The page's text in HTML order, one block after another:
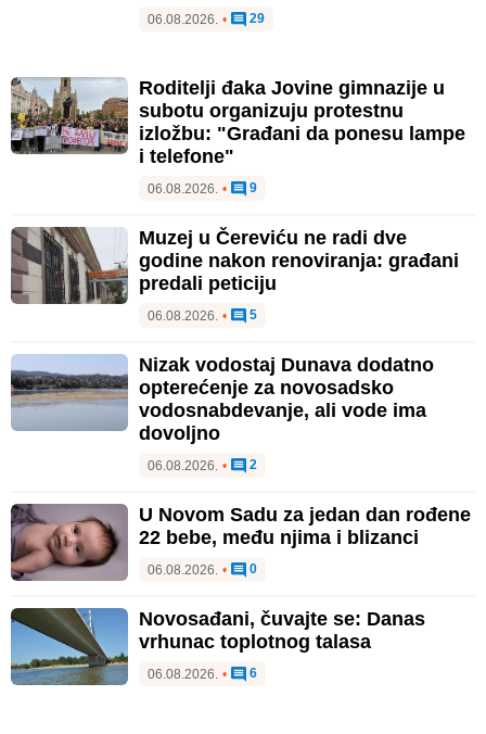
06.08.2026. • 29
Roditelji đaka Jovine gimnazije u
subotu organizuju protestnu
izložbu: "Građani da ponesu lampe
i telefone"
06.08.2026. • 9
Muzej u Čereviću ne radi dve
godine nakon renoviranja: građani
predali peticiju
06.08.2026. • 5
Nizak vodostaj Dunava dodatno
opterećenje za novosadsko
vodosnabdevanje, ali vode ima
dovoljno
06.08.2026. • 2
U Novom Sadu za jedan dan rođene
22 bebe, među njima i blizanci
06.08.2026. • 0
Novosađani, čuvajte se: Danas
vrhunac toplotnog talasa
06.08.2026. • 6